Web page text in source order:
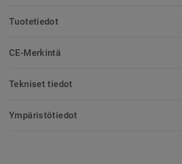
Tuotetiedot
CE-Merkintä
Tekniset tiedot
Ympäristötiedot